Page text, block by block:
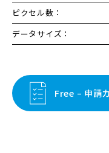
ピクセル数：
データサイズ：
Free – 申請